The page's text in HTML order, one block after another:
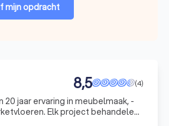
mijn opdracht
(4)
8,5
jaar ervaring in meubelmaak, -
Elk project behandelen